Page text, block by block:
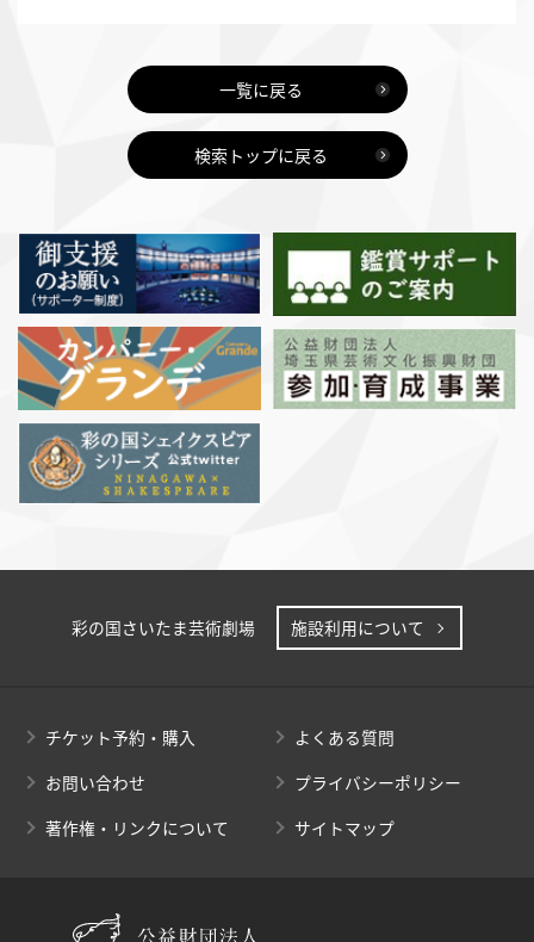
一覧に戻る
検索トップに戻る
彩の国さいたま芸術劇場 施設利用について
チケット予約・購入
よくある質問
お問い合わせ
プライバシーポリシー
著作権・リンクについて
サイトマップ